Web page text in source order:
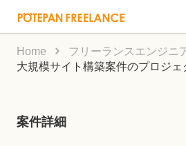
Home
フリーランスエンジニ
大規模サイト構築案件のプロジ
案件詳細